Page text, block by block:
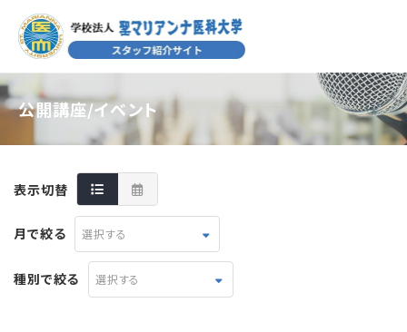
公開講座/イベント
表示切替
月で絞る 選択する
種別で絞る 選択する